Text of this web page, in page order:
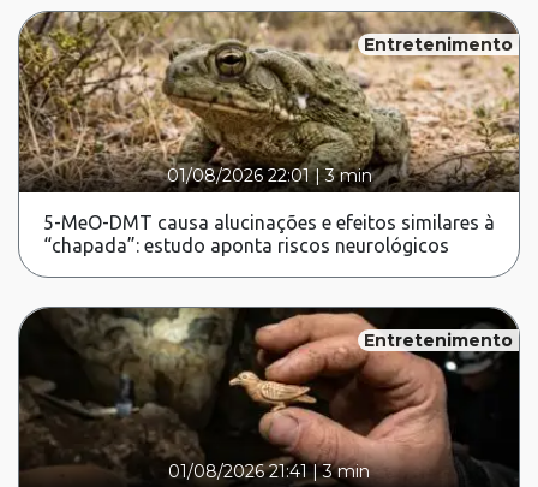
Entretenimento
01/08/2026 22:01|3 min
5-MeO-DMT causa alucinações e efeitos similares à
“chapada”: estudo aponta riscos neurológicos
Entretenimento
01/08/2026 21:41 |3 min